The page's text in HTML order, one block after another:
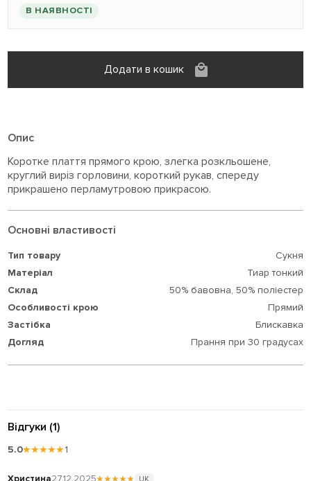
В НАЯВНОСТІ
Додати в кошик
Опис
Коротке плаття прямого крою, злегка розкльошене,
круглий виріз горловини, короткий рукав, спереду
прикрашено перламутровою прикрасою.
Основні властивості
Тип товару
Сукня
Матеріал
Тиар тонкий
Склад
50% бавовна, 50% поліестер
Особливості крою
Прямий
Застібка
Блискавка
Догляд
Прання при 30 градусах
Відгуки (1)
5.0★★★★★1
Христина27.12.2025★★★★★ UK